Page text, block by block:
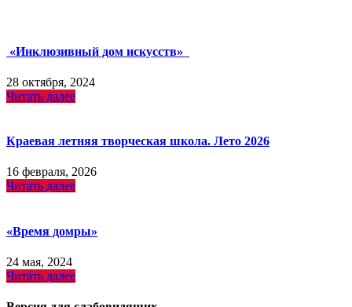
«Инклюзивный дом искусств»
28 октября, 2024
Читать далее
Краевая летняя творческая школа. Лето 2026
16 февраля, 2026
Читать далее
«Время домры»
24 мая, 2024
Читать далее